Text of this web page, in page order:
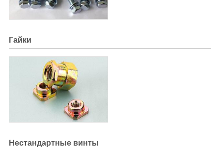
Гайки
Нестандартные винты